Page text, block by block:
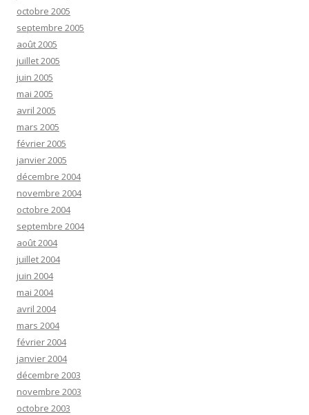
octobre 2005
septembre 2005
août 2005
juillet 2005
juin 2005
mai 2005
avril 2005
mars 2005
février 2005
janvier 2005
décembre 2004
novembre 2004
octobre 2004
septembre 2004
août 2004
juillet 2004
juin 2004
mai 2004
avril 2004
mars 2004
février 2004
janvier 2004
décembre 2003
novembre 2003
octobre 2003